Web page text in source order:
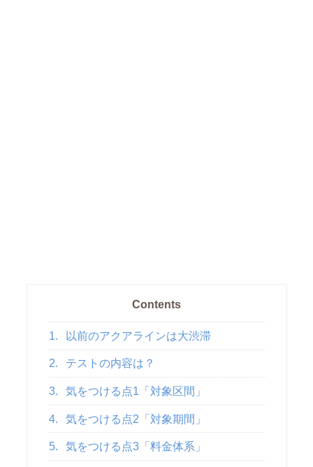
Contents
1. 以前のアクアラインは大渋滞
2. テストの内容は？
3. 気をつける点1「対象区間」
4. 気をつける点2「対象期間」
5. 気をつける点3「料金体系」